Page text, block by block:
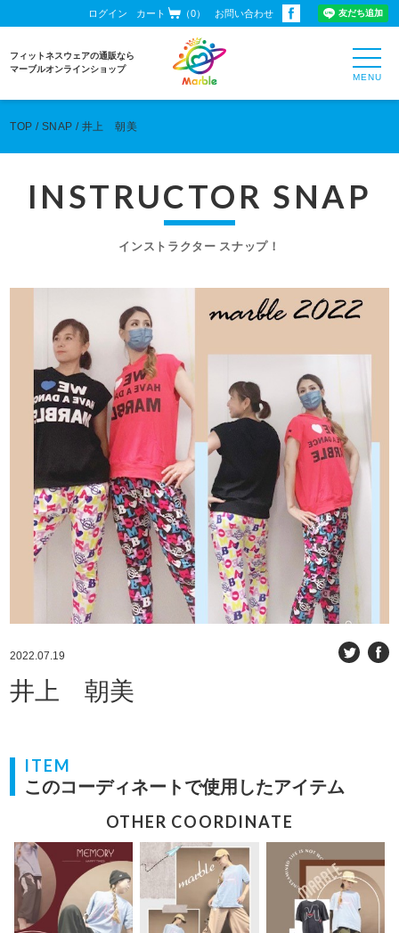
ログイン カート （0） お問い合わせ
フィットネスウェアの通販なら
マーブルオンラインショップ
TOP SNAP 井上 朝美
INSTRUCTOR SNAP
インストラクター スナップ！
2022.07.19
井上 朝美
ITEM
このコーディネートで使用したアイテム
OTHER COORDINATE